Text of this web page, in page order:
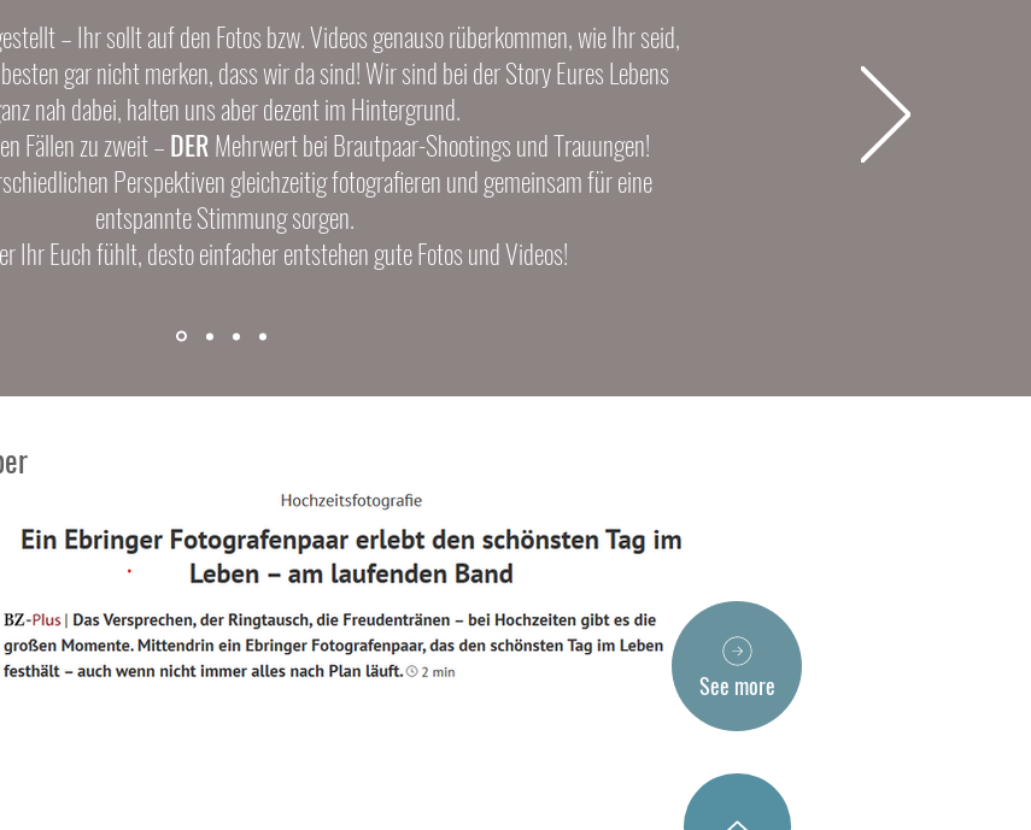
– Ihr sollt auf den Fotos bzw. Videos genauso rüberkommen, wie Ihr seid,
gar nicht merken, dass wir da sind! Wir sind bei der Story Eures Lebens
nah dabei, halten uns aber dezent im Hintergrund.
Fällen zu zweit –DER Mehrwert bei Brautpaar-Shootings und Trauungen!
Perspektiven gleichzeitig fotografieren und gemeinsam für eine
entspannte Stimmung sorgen.
Ihr Euch fühlt, desto einfacher entstehen gute Fotos und Videos!
1 See more